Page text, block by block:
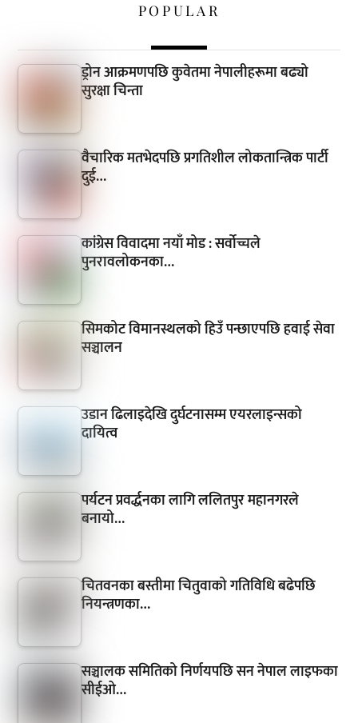
POPULAR
ड्रोन आक्रमणपछि कुवेतमा नेपालीहरूमा बढ्यो
सुरक्षा चिन्ता
वैचारिक मतभेदपछि प्रगतिशील लोकतान्त्रिक पार्टी
दुई…
कांग्रेस विवादमा नयाँ मोड : सर्वोच्चले
पुनरावलोकनका…
सिमकोट विमानस्थलको हिउँ पन्छाएपछि हवाई सेवा
सञ्चालन
उडान ढिलाइदेखि दुर्घटनासम्म एयरलाइन्सको
दायित्व
पर्यटन प्रवर्द्धनका लागि ललितपुर महानगरले
बनायो…
चितवनका बस्तीमा चितुवाको गतिविधि बढेपछि
नियन्त्रणका…
सञ्चालक समितिको निर्णयपछि सन नेपाल लाइफका
सीईओ…